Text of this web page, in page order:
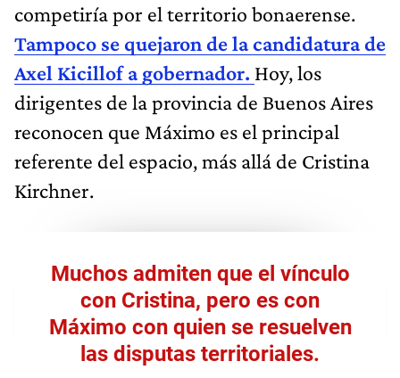
competiría por el territorio bonaerense.
Tampoco se quejaron de la candidatura de
Axel Kicillof a gobernador. Hoy, los
dirigentes de la provincia de Buenos Aires
reconocen que Máximo es el principal
referente del espacio, más allá de Cristina
Kirchner.
Muchos admiten que el vínculo
con Cristina, pero es con
Máximo con quien se resuelven
las disputas territoriales.